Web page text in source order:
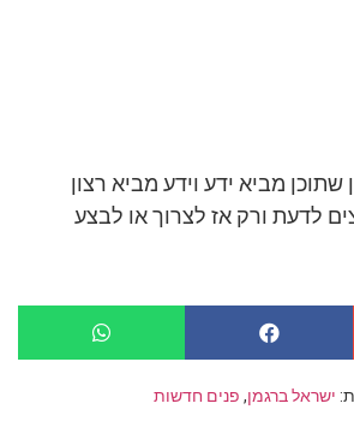
שתוכן מביא ידע וידע מביא רצון
לדעת ורק אז לצרוך או לבצע
ישראל ברגמן, פנים חדשות